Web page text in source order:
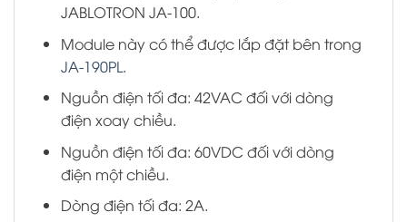
JABLOTRON JA-100.
Module này có thể được lắp đặt bên trong
JA-190PL.
Nguồn điện tối đa: 42VAC đối với dòng
điện xoay chiều.
Nguồn điện tối đa: 60VDC đối với dòng
điện một chiều.
Dòng điện tối đa: 2A.